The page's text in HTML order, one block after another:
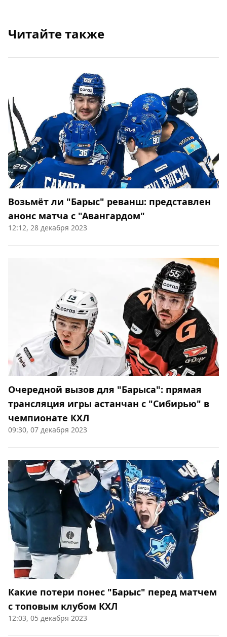
Читайте также
Возьмёт ли "Барыс" реванш: представлен
анонс матча с "Авангардом"
12:12, 28 декабря 2023
Очередной вызов для "Барыса": прямая
трансляция игры астанчан с "Сибирью" в
чемпионате КХЛ
09:30, 07 декабря 2023
Какие потери понес "Барыс" перед матчем
с топовым клубом КХЛ
12:03, 05 декабря 2023